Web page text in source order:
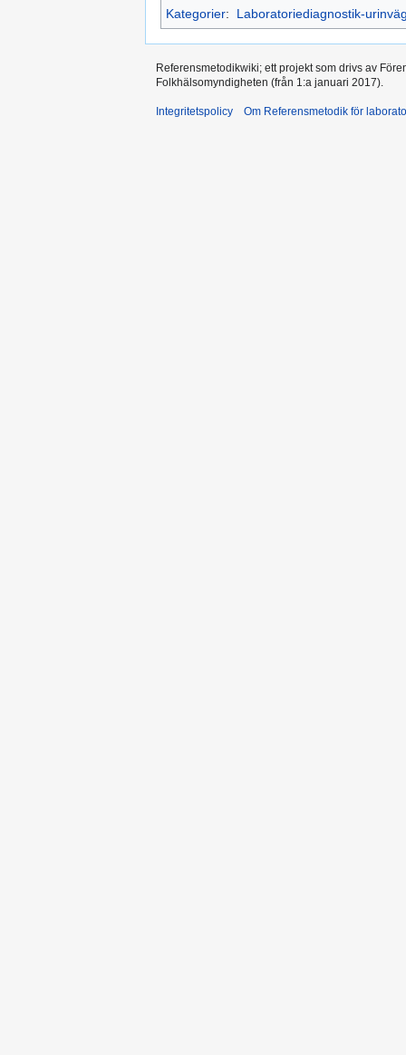
Kategorier: Laboratoriediagnostik-
Referensmetodikwiki; ett projekt som drivs av
Folkhälsomyndigheten (från 1:a januari 2017).
Integritetspolicy Om Referensmetodik för